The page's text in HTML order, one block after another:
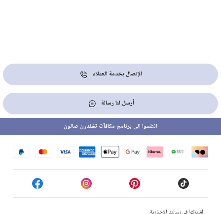
الإتصال بخدمة العملاء
أرسل لنا رسالة
إشتركوا في رسالتنا الإخبارية
انضموا إلى برنامج مكافآت تشلدرن صالون